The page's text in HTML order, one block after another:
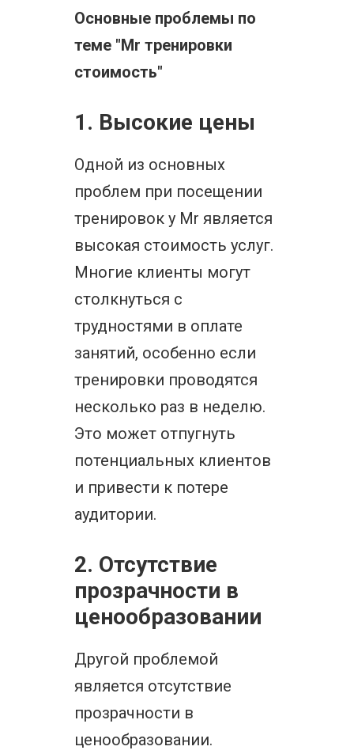
Основные проблемы по
теме "Mr тренировки
стоимость"
1. Высокие цены
Одной из основных
проблем при посещении
тренировок у Mr является
высокая стоимость услуг.
Многие клиенты могут
столкнуться с
трудностями в оплате
занятий, особенно если
тренировки проводятся
несколько раз в неделю.
Это может отпугнуть
потенциальных клиентов
и привести к потере
аудитории.
2. Отсутствие
прозрачности в
ценообразовании
Другой проблемой
является отсутствие
прозрачности в
ценообразовании.